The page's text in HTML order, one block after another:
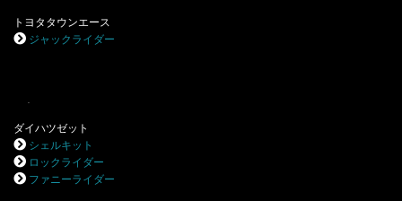
トヨタタウンエース
ジャックライダー
ダイハツゼット
シェルキット
ロックライダー
ファニーライダー